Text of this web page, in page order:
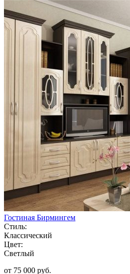
Гостиная Бирмингем
Стиль:
Классический
Цвет:
Светлый
от 75 000 руб.